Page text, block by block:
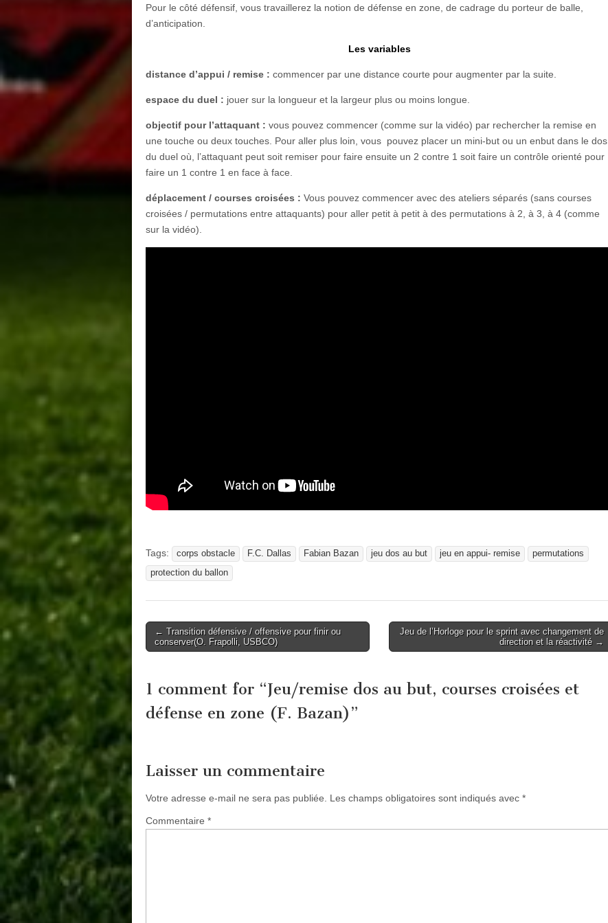
Pour le côté défensif, vous travaillerez la notion de défense en zone, de cadrage du porteur de balle,
d’anticipation.
Les variables
distance d’appui / remise : commencer par une distance courte pour augmenter par la suite.
espace du duel : jouer sur la longueur et la largeur plus ou moins longue.
objectif pour l’attaquant : vous pouvez commencer (comme sur la vidéo) par rechercher la remise en
une touche ou deux touches. Pour aller plus loin, vous pouvez placer un mini-but ou un enbut dans le dos
du duel où, l’attaquant peut soit remiser pour faire ensuite un 2 contre 1 soit faire un contrôle orienté pour
faire un 1 contre 1 en face à face.
déplacement / courses croisées : Vous pouvez commencer avec des ateliers séparés (sans courses
croisées / permutations entre attaquants) pour aller petit à petit à des permutations à 2, à 3, à 4 (comme
sur la vidéo).
Tags: corps obstacle F.C. Dallas Fabian Bazan jeu dos au but jeu en appui- remise
permutations
protection du ballon
Post
navigation
← Transition défensive / offensive pour finir ou
conserver(O. Frapolli, USBCO)
Jeu de l’Horloge pour le sprint avec changement de
direction et la réactivité →
1 comment for “Jeu/remise dos au but, courses croisées et
défense en zone (F. Bazan)”
Laisser un commentaire
Votre adresse e-mail ne sera pas publiée. Les champs obligatoires sont indiqués avec *
Commentaire *